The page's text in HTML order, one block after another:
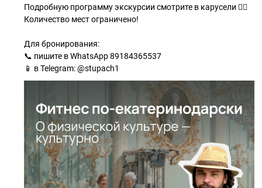
Подробную программу экскурсии смотрите в карусели 👇🏼
Количество мест ограничено!
Для бронирования:
📞 пишите в WhatsApp 89184365537
📱 в Telegram: @stupach1